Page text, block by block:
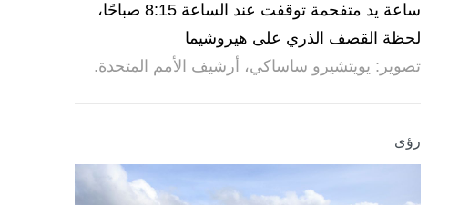
ساعة يد متفحمة توقفت عند الساعة 8:15 صباحًا،
لحظة القصف الذري على هيروشيما
تصوير: يويتشيرو ساساكي، أرشيف الأمم المتحدة.
رؤى